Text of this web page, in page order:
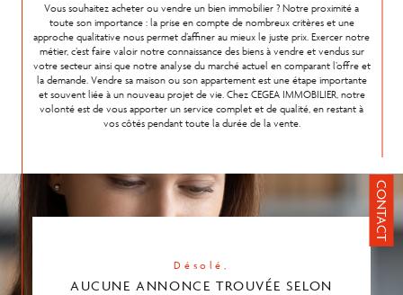
CONTACT
Vous souhaitez acheter ou vendre un bien immobilier ? Notre proximité a
toute son importance : la prise en compte de nombreux critères et une
approche qualitative nous permet d’affiner au mieux le juste prix. Exercer notre
métier, c’est faire valoir notre connaissance des biens à vendre et vendus sur
votre secteur ainsi que notre analyse du marché actuel en comparant l’offre et
la demande. Vendre sa maison ou son appartement est une étape importante
et souvent liée à un nouveau projet de vie. Chez CEGEA IMMOBILIER, notre
volonté est de vous apporter un service complet et de qualité, en restant à
vos côtés pendant toute la durée de la vente.
Désolé,
AUCUNE ANNONCE TROUVÉE SELON